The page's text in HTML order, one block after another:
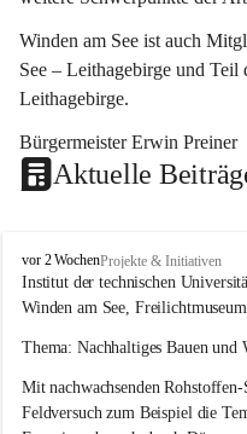
Winden am See ist auch
See – Leithagebirge und Teil
Leithagebirge.
Bürgermeister Erwin Preiner
Aktuelle
W
i
n
e
a
m
vor 2 WochenProjekte & Initiativen
Institut der technischen
Winden am See,
Thema: Nachhaltiges Bauen und
Mit nachwachsenden
Feldversuch zum Beispiel die